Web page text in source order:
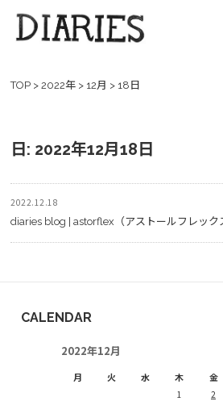
TOP > 2022年 > 12月 > 18日
日: 2022年12月18日
2022.12.18
diaries blog | astorflex（アストールフレック
CALENDAR
2022年12月
月 火 水 木 金
1 2